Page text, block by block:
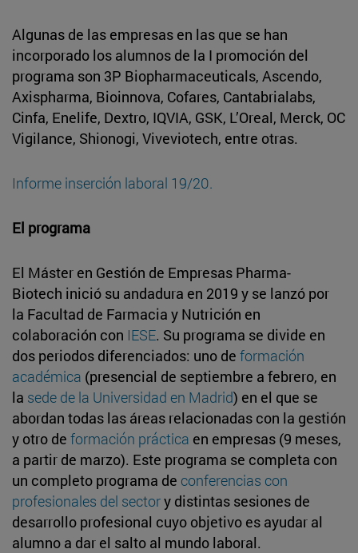
Algunas de las empresas en las que se han
incorporado los alumnos de la I promoción del
programa son 3P Biopharmaceuticals, Ascendo,
Axispharma, Bioinnova, Cofares, Cantabrialabs,
Cinfa, Enelife, Dextro, IQVIA, GSK, L’Oreal, Merck, OC
Vigilance, Shionogi, Viveviotech, entre otras.
Informe inserción laboral 19/20.
El programa
El Máster en Gestión de Empresas Pharma-
Biotech inició su andadura en 2019 y se lanzó por
la Facultad de Farmacia y Nutrición en
colaboración con IESE. Su programa se divide en
dos periodos diferenciados: uno de formación
académica (presencial de septiembre a febrero, en
la sede de la Universidad en Madrid) en el que se
abordan todas las áreas relacionadas con la gestión
y otro de formación práctica en empresas (9 meses,
a partir de marzo). Este programa se completa con
un completo programa de conferencias con
profesionales del sectory distintas sesiones de
desarrollo profesional cuyo objetivo es ayudar al
alumno a dar el salto al mundo laboral.